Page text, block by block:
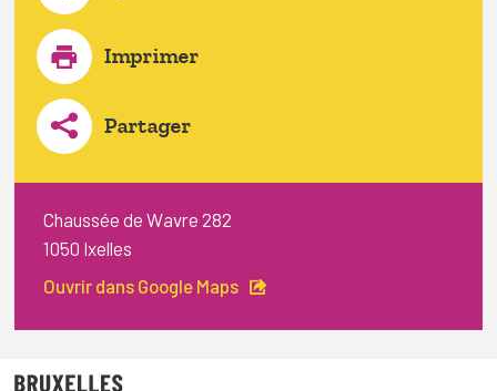
Imprimer
Partager
Chaussée de Wavre 282
1050 Ixelles
Ouvrir dans Google Maps